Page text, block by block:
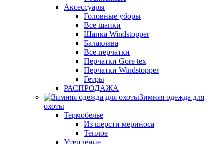
Аксессуары
Головные уборы
Все шапки
Шапка Windstopper
Балаклава
Все перчатки
Перчатки Gore tex
Перчатки Windstopper
Гетры
РАСПРОДАЖА
Зимняя одежда для
охоты
Термобелье
Из шерсти мериноса
Теплое
Утепление